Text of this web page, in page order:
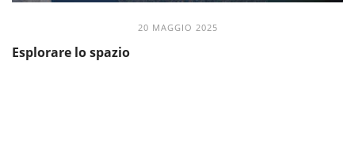
20 MAGGIO 2025
Esplorare lo spazio